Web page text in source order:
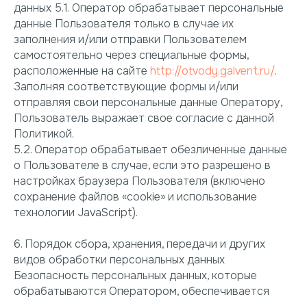
данных 5.1. Оператор обрабатывает персональные
данные Пользователя только в случае их
заполнения и/или отправки Пользователем
самостоятельно через специальные формы,
расположенные на сайте http://otvody.galvent.ru/.
Заполняя соответствующие формы и/или
отправляя свои персональные данные Оператору,
Пользователь выражает свое согласие с данной
Политикой.
5.2. Оператор обрабатывает обезличенные данные
о Пользователе в случае, если это разрешено в
настройках браузера Пользователя (включено
сохранение файлов «cookie» и использование
технологии JavaScript).
6. Порядок сбора, хранения, передачи и других
видов обработки персональных данных
Безопасность персональных данных, которые
обрабатываются Оператором, обеспечивается